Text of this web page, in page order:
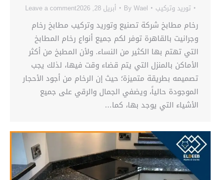
توريد وتركيب By Wael أبريل 28, 2026 Leave a comment
رخام مطابخ شركة تصنيع وتوريد وتركيب مطابخ رخام
وجرانيت بالقاهرة توفر لكم جميع أنواع رخام المطابخ
التي تهتم بها الكثير من النساء. ولأن المطبخ من أكثر
الأماكن بالمنزل التي يتم قضاء وقت فيها، لذلك يجب
تصميمه بطريقة متميزة؛ حيث إن الرخام من أجود الأحجار
الموجودة حالياً، ويضفي الجمال والرقي على جميع
الأشياء التي يوجد بها، كما…